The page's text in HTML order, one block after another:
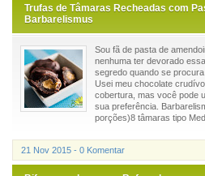
Trufas de Tâmaras Recheadas com
Barbarelismus
Sou fã de pasta de
nenhuma ter devorado
segredo quando se
Usei meu chocolate
cobertura, mas você pode
sua preferência.
porções)8 tâmaras tipo
21 Nov 2015 - 0 Komentar